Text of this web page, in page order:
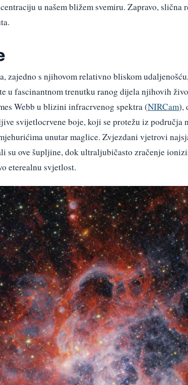
u našem bližem svemiru. Zapravo, slična
zajedno s njihovom relativno bliskom
u fascinantnom trenutku ranog dijela njihovih
Webb u blizini infracrvenog spektra (NIRCam),
svijetlocrvene boje, koji se protežu iz područja
unutar maglice. Zvjezdani vjetrovi
su ove šupljine, dok ultraljubičasto zračenje
eterealnu svjetlost.